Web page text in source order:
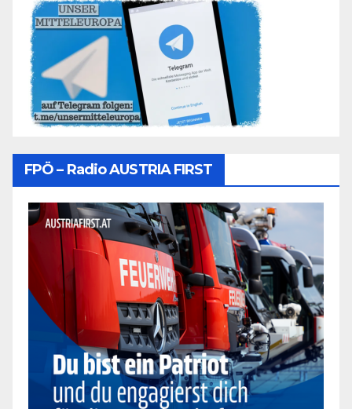
FPÖ – Radio AUSTRIA FIRST